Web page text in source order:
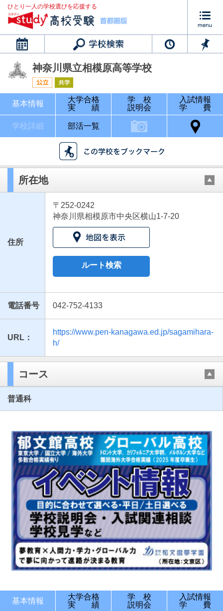
ひとり一人の学校選びを応援する
カレンダー
最近見た学校
神奈川県立相模原高等学校
ブックマークした学校
ブックマークした学校はありません
神奈川県立相模原高等学校
基本情報
大学合格
実 績
学 校
説明会
入試情報
学 費
学校詳細 部活一覧
所在地
住所
〒252-0242
神奈川県相模原市中央区横山1-7-20
ルート検索
電話番号 042-752-4133
URL：
https://www.pen-kanagawa.ed.jp/sagamihara-
h/
コース
普通科
基本情報
大学合格
実 績
学 校
説明会
入試情報
学 費